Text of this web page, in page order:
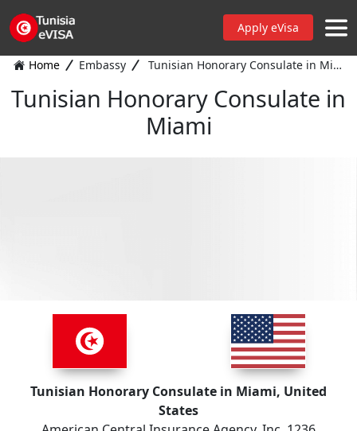
Apply eVisa
Home Embassy Tunisian Honorary Consulate in Miami
Tunisian Honorary Consulate in
Miami
Tunisian Honorary Consulate in Miami, United
States